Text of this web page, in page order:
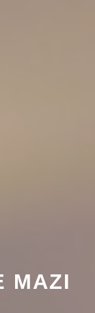
ΜΑΖΊ